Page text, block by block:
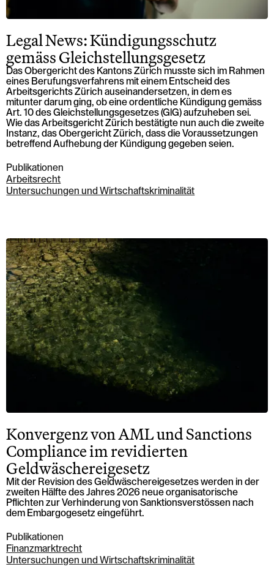
Legal News: Kündigungsschutz
gemäss Gleichstellungsgesetz
Das Obergericht des Kantons Zürich musste sich im Rahmen
eines Berufungsverfahrens mit einem Entscheid des
Arbeitsgerichts Zürich auseinandersetzen, in dem es
mitunter darum ging, ob eine ordentliche Kündigung gemäss
Art. 10 des Gleichstellungsgesetzes (GlG) aufzuheben sei.
Wie das Arbeitsgericht Zürich bestätigte nun auch die zweite
Instanz, das Obergericht Zürich, dass die Voraussetzungen
betreffend Aufhebung der Kündigung gegeben seien.
Publikationen
Arbeitsrecht
Untersuchungen und Wirtschaftskriminalität
Konvergenz von AML und Sanctions
Compliance im revidierten
Geldwäschereigesetz
Mit der Revision des Geldwäschereigesetzes werden in der
zweiten Hälfte des Jahres 2026 neue organisatorische
Pflichten zur Verhinderung von Sanktionsverstössen nach
dem Embargogesetz eingeführt.
Publikationen
Finanzmarktrecht
Untersuchungen und Wirtschaftskriminalität